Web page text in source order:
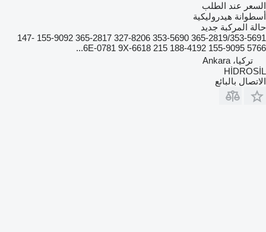
السعر عند الطلب
أسطوانة هيدروليكية
حالة المركبة جديد
365-2819/353-5691 353-5690 327-8206 365-2817 155-9092 147-
5766 155-9095 188-4192 6E-0781 9X-6618 215...
تركيا، Ankara
HİDROSİL
الاتصال بالبائع